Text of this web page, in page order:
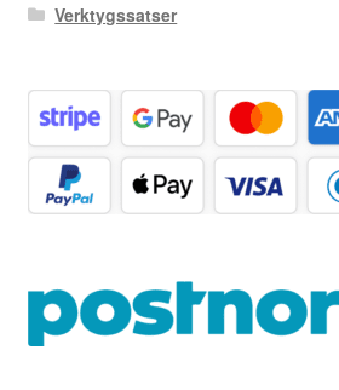
Verktygssatser